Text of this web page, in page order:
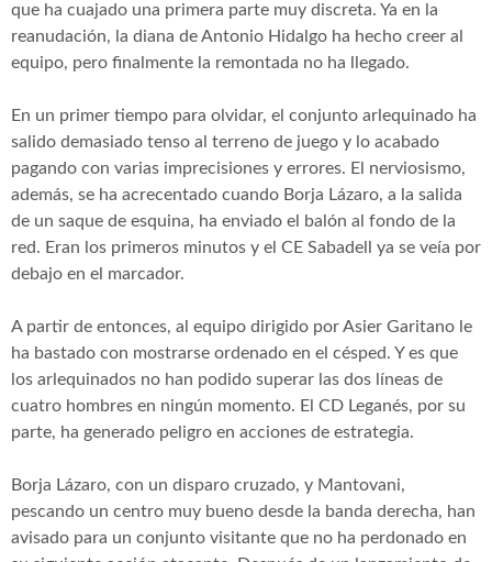
que ha cuajado una primera parte muy discreta. Ya en la
reanudación, la diana de Antonio Hidalgo ha hecho creer al
equipo, pero finalmente la remontada no ha llegado.
En un primer tiempo para olvidar, el conjunto arlequinado ha
salido demasiado tenso al terreno de juego y lo acabado
pagando con varias imprecisiones y errores. El nerviosismo,
además, se ha acrecentado cuando Borja Lázaro, a la salida
de un saque de esquina, ha enviado el balón al fondo de la
red. Eran los primeros minutos y el CE Sabadell ya se veía por
debajo en el marcador.
A partir de entonces, al equipo dirigido por Asier Garitano le
ha bastado con mostrarse ordenado en el césped. Y es que
los arlequinados no han podido superar las dos líneas de
cuatro hombres en ningún momento. El CD Leganés, por su
parte, ha generado peligro en acciones de estrategia.
Borja Lázaro, con un disparo cruzado, y Mantovani,
pescando un centro muy bueno desde la banda derecha, han
avisado para un conjunto visitante que no ha perdonado en